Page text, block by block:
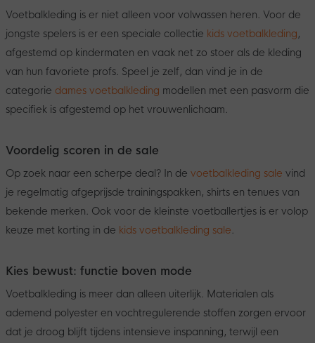
Voetbalkleding is er niet alleen voor volwassen heren. Voor de
jongste spelers is er een speciale collectie kids voetbalkleding,
afgestemd op kindermaten en vaak net zo stoer als de kleding
van hun favoriete profs. Speel je zelf, dan vind je in de
categorie dames voetbalkleding modellen met een pasvorm die
specifiek is afgestemd op het vrouwenlichaam.
Voordelig scoren in de sale
Op zoek naar een scherpe deal? In de voetbalkleding sale vind
je regelmatig afgeprijsde trainingspakken, shirts en tenues van
bekende merken. Ook voor de kleinste voetballertjes is er volop
keuze met korting in de kids voetbalkleding sale.
Kies bewust: functie boven mode
Voetbalkleding is meer dan alleen uiterlijk. Materialen als
ademend polyester en vochtregulerende stoffen zorgen ervoor
dat je droog blijft tijdens intensieve inspanning, terwijl een